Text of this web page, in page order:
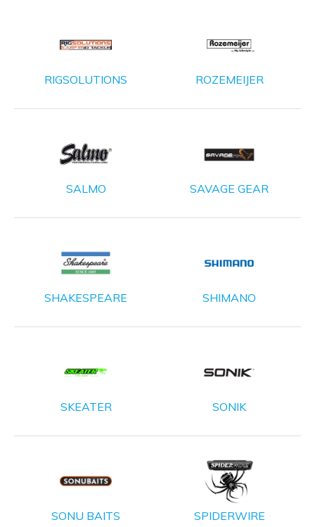
RIGSOLUTIONS ROZEMEIJER
SALMO SAVAGE GEAR
SHAKESPEARE SHIMANO
SKEATER SONIK
SONU BAITS SPIDERWIRE